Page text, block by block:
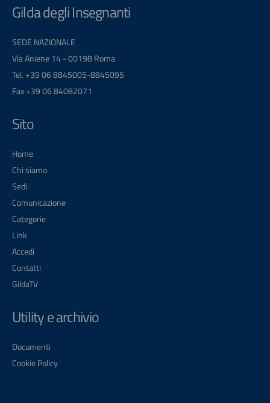
Gilda degli Insegnanti
SEDE NAZIONALE
Via Aniene 14 - 00198 Roma
Tel. +39 06 8845005-8845095
Fax +39 06 84082071
Sito
Home
Chi siamo
Sedi
Comunicazione
Categorie
Link
Accedi
Contatti
GildaTV
Utility e archivio
Documenti
Cookie Policy